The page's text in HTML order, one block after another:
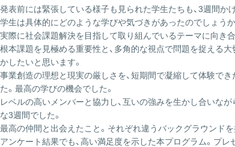
発表前には緊張している様子も見られた学生たちも、3週間か
学生は具体的にどのような学びや気づきがあったのでしょう
実際に社会課題解決を目指して取り組んでいるテーマに向き
根本課題を見極める重要性と、多角的な視点で問題を捉える
かしたいと思います。
事業創造の理想と現実の厳しさを、短期間で凝縮して体験で
た。最高の学びの機会でした。
レベルの高いメンバーと協力し、互いの強みを生かし合いな
な3週間でした。
最高の仲間と出会えたこと。それぞれ違うバックグラウンド
アンケート結果でも、高い満足度を示した本プログラム。プ